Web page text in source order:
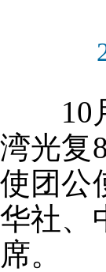
10月
湾光复
使团公
华社、
席。